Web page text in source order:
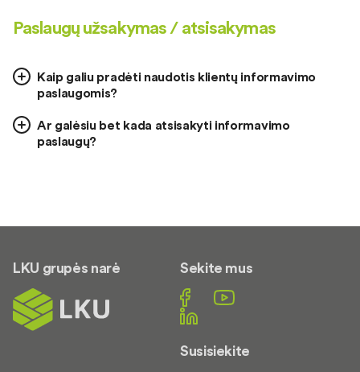
Paslaugų užsakymas / atsisakymas
Kaip galiu pradėti naudotis klientų informavimo
paslaugomis?
Ar galėsiu bet kada atsisakyti informavimo
paslaugų?
LKU grupės narė Sekite mus
Susisiekite